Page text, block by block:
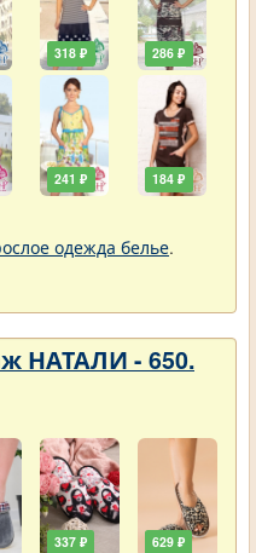
318 ₽
241 ₽
286 ₽
184 ₽
одежда белье.
НАТАЛИ - 650.
337 ₽ 629 ₽